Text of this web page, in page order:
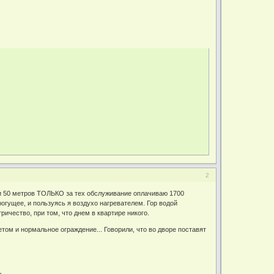
2
метров ТОЛЬКО за тех обслуживание оплачиваю 1700
и пользуясь я воздухо нагревателем. Гор водой
при том, что днем в квартире никого.
и нормальное ограждение... Говорили, что во дворе поставят